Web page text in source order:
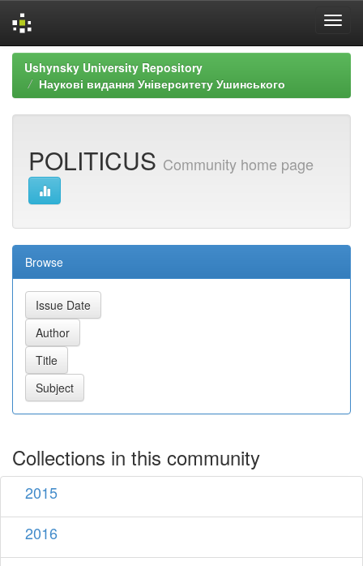
Skip
navigation
Ushynsky University Repository
Наукові видання Університету Ушинського
POLITICUS Community home page
Browse
Collections in this community
2015
2016